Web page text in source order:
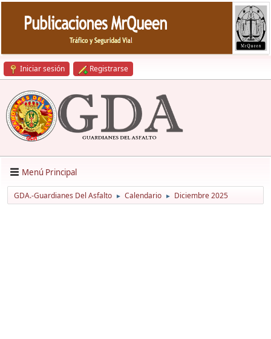
Iniciar sesión Registrarse
Menú Principal
GDA.-Guardianes Del Asfalto ► Calendario ► Diciembre 2025